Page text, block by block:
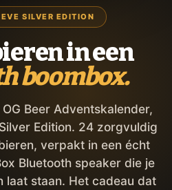
SILVER EDITION
in een
boombox.
Beer Adventskalender,
Edition. 24 zorgvuldig
verpakt in een écht
Bluetooth speaker die je
laat staan. Het cadeau dat